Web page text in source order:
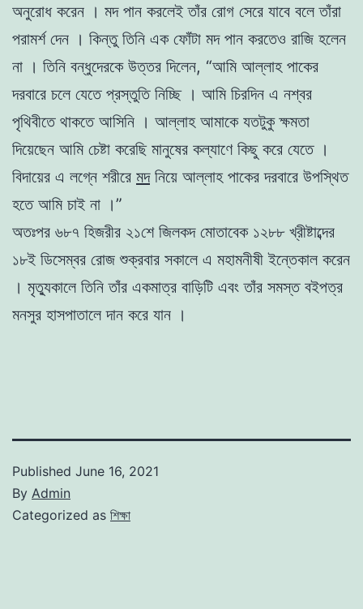
অনুরোধ করেন । মদ পান করলেই তাঁর রোগ সেরে যাবে বলে তাঁরা
পরামর্শ দেন । কিন্তু তিনি এক ফোঁটা মদ পান করতেও রাজি হলেন
না । তিনি বন্ধুদেরকে উত্তর দিলেন, “আমি আল্লাহ পাকের
দরবারে চলে যেতে প্রস্তুতি নিচ্ছি । আমি চিরদিন এ নশ্বর
পৃথিবীতে থাকতে আসিনি । আল্লাহ আমাকে যতটুকু ক্ষমতা
দিয়েছেন আমি চেষ্টা করেছি মানুষের কল্যাণে কিছু করে যেতে ।
বিদায়ের এ লগ্নে শরীরে মদনিয়ে আল্লাহ পাকের দরবারে উপস্থিত
হতে আমি চাই না ।”
অতঃপর ৬৮৭ হিজরীর ২১শে জিলকদ মোতাবেক ১২৮৮ খ্রীষ্টাব্দের
১৮ই ডিসেম্বর রোজ শুক্রবার সকালে এ মহামনীষী ইন্তেকাল করেন
। মৃত্যুকালে তিনি তাঁর একমাত্র বাড়িটি এবং তাঁর সমস্ত বইপত্র
মনসুর হাসপাতালে দান করে যান ।
Published June 16, 2021
By Admin
Categorized as শিক্ষা